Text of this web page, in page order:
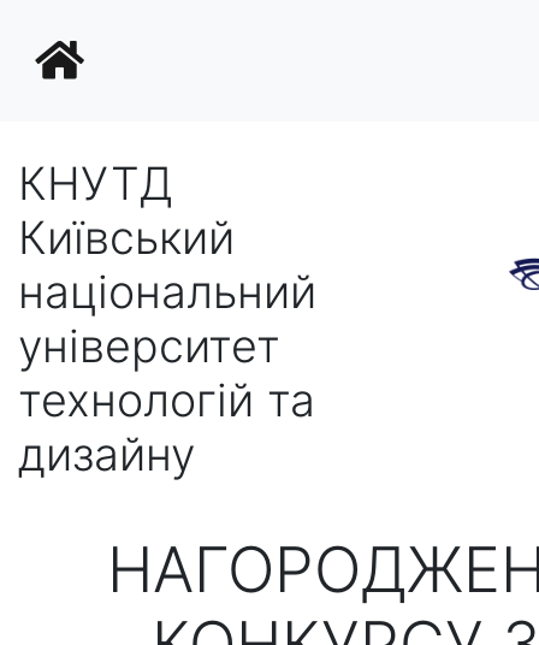
КНУТД
Київський
національний
університет
технологій та
дизайну